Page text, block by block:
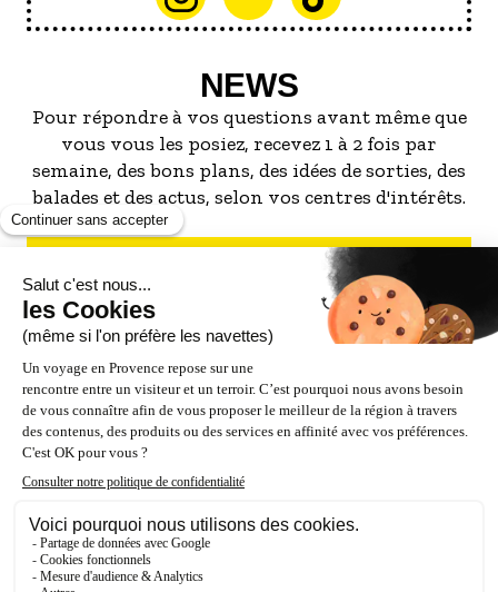
NEWS
Pour répondre à vos questions avant même que
vous vous les posiez, recevez 1 à 2 fois par
semaine, des bons plans, des idées de sorties, des
balades et des actus, selon vos centres d'intérêts.
S'INSCRIRE À LA NEWSLETTER
NOS PARTENAIRES
ESPACE PRO / PRESSE